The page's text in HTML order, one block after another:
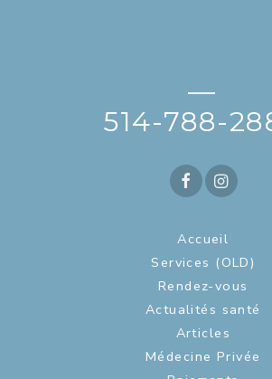
—
514-788-
Accueil
Services (OLD)
Rendez-vous
Actualités santé
Articles
Médecine Privée